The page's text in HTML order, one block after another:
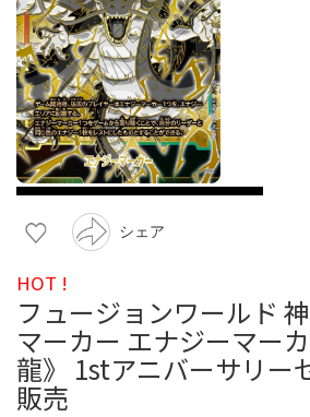
シェア
HOT !
フュージョンワールド
マーカー エナジーマー
龍》 1stアニバーサリー
販売